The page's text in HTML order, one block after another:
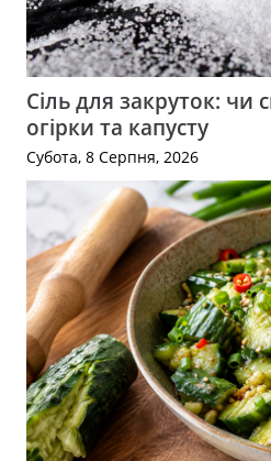
Сіль для закруток: чи
огірки та капусту
Субота, 8 Серпня, 2026